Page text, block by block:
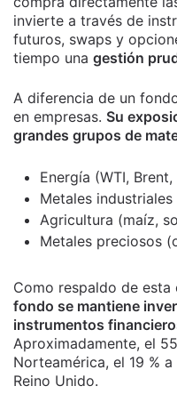
invierte a través de
futuros, swaps y
tiempo una gestión
A diferencia de un
en empresas. Su
grandes grupos de
Energía (WTI,
Metales
Agricultura (maíz,
Metales preciosos
Como respaldo de esta
fondo se mantiene
instrumentos
Aproximadamente, el
Norteamérica, el 19 %
Reino Unido.